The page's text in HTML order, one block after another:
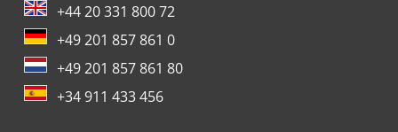
+44 20 331 800 72
+49 201 857 861 0
+49 201 857 861 80
+34 911 433 456